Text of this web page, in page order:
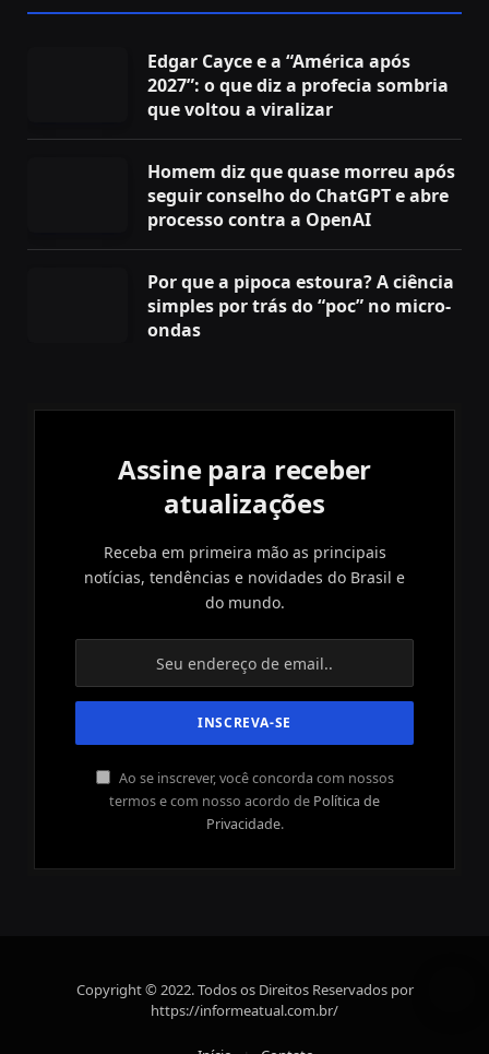
Edgar Cayce e a “América após
2027”: o que diz a profecia sombria
que voltou a viralizar
Homem diz que quase morreu após
seguir conselho do ChatGPT e abre
processo contra a OpenAI
Por que a pipoca estoura? A ciência
simples por trás do “poc” no micro-
ondas
Assine para receber
atualizações
Receba em primeira mão as principais
notícias, tendências e novidades do Brasil e
do mundo.
Ao se inscrever, você concorda com nossos
termos e com nosso acordo de Política de
Privacidade.
Copyright © 2022. Todos os Direitos Reservados por
https://informeatual.com.br/